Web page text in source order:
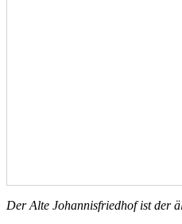
Der Alte Johannisfriedhof ist der